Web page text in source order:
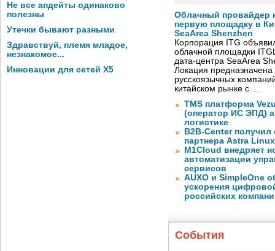
Не все апдейты одинаково
полезны
Утечки бывают разными
Здравствуй, племя младое,
незнакомое...
Инновации для сетей X5
Облачный провайдер
первую площадку в
SeaArea Shenzhen
Корпорация ITG
облачной площадки
дата-центра SeaArea
Локация предназначена
русскоязычных
китайском рынке с …
TMS платформа
(оператор ИС ЭПД)
логистике
B2B-Center получил
партнера Astra Linux
M1Cloud внедряет
автоматизации
сервисов
AUXO и SimpleOne
ускорения
российских
События